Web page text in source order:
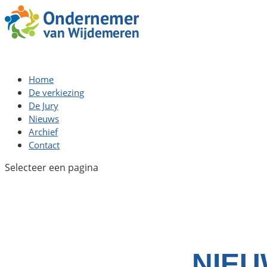
Home
De verkiezing
De Jury
Nieuws
Archief
Contact
Selecteer een pagina